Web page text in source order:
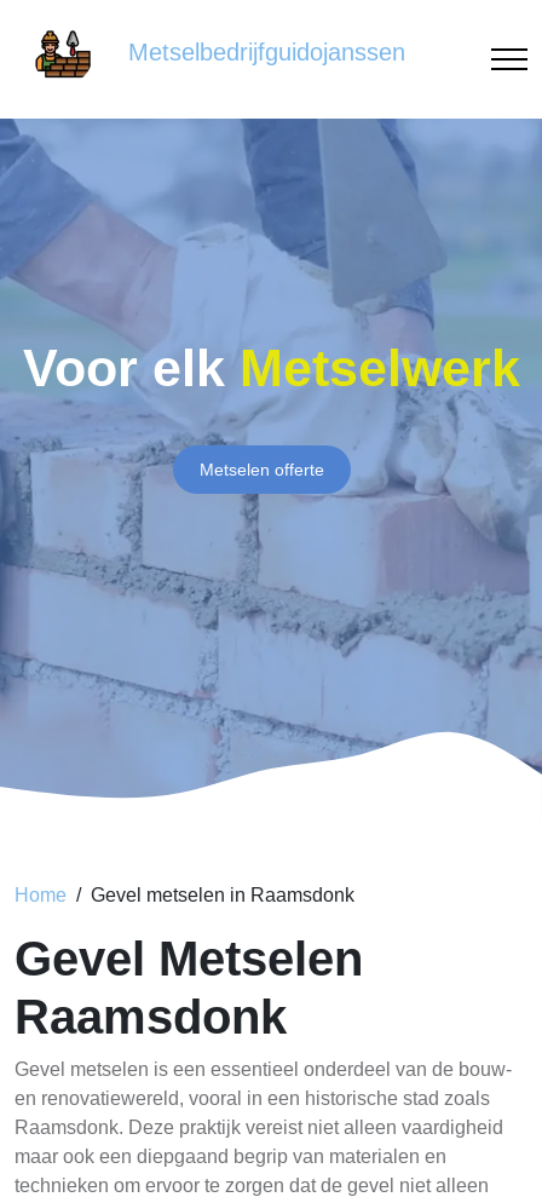
Metselbedrijfguidojanssen
Voor elk Metselwerk
Metselen offerte
Home Gevel metselen in Raamsdonk
Gevel Metselen
Raamsdonk
Gevel metselen is een essentieel onderdeel van de bouw-
en renovatiewereld, vooral in een historische stad zoals
Raamsdonk. Deze praktijk vereist niet alleen vaardigheid
maar ook een diepgaand begrip van materialen en
technieken om ervoor te zorgen dat de gevel niet alleen